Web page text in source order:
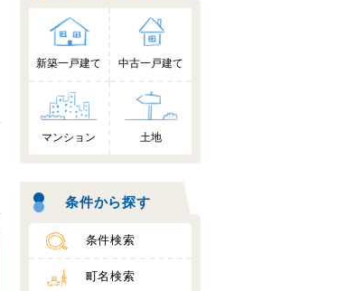
新築一戸建て 中古一戸建て
マンション 土地
条件から探す
条件検索
町名検索